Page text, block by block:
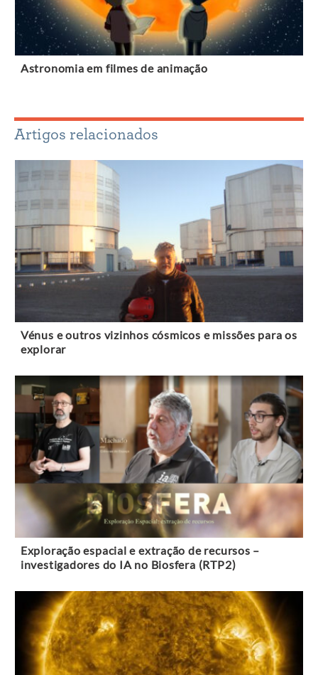
Astronomia em filmes de animação
Artigos relacionados
Vénus e outros vizinhos cósmicos e missões para os
explorar
Exploração espacial e extração de recursos –
investigadores do IA no Biosfera (RTP2)